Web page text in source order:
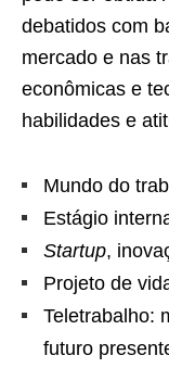
debatidos com
mercado e nas
econômicas e
habilidades e
Mundo do
Estágio
Startup,
Projeto de
Teletrabalho:
futuro